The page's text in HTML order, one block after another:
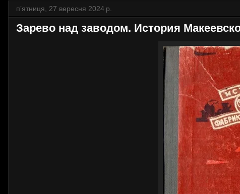
пʼятниця, 27 вересня 2024 р.
Зарево над заводом. История